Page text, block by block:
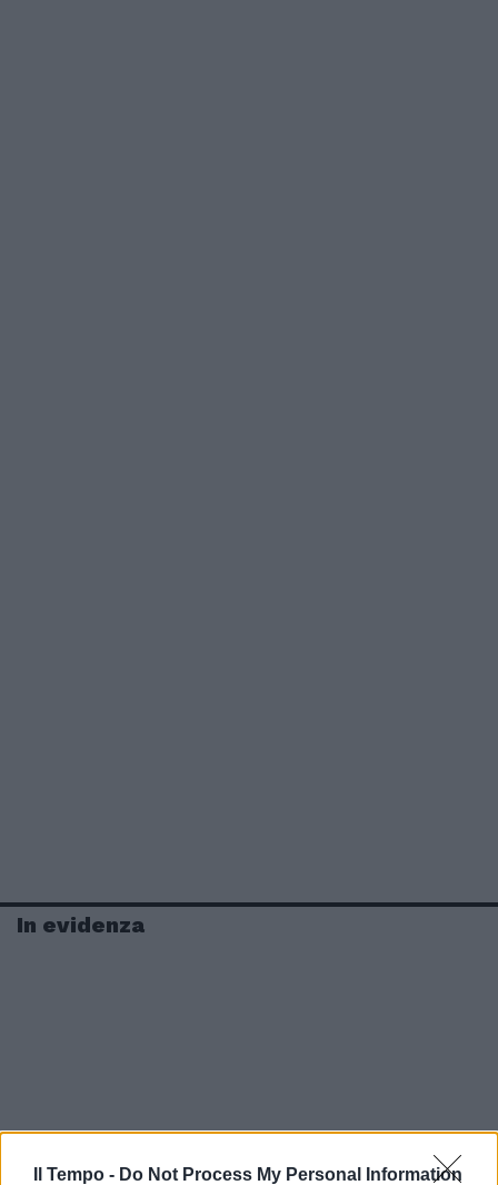
Il Tempo - Do Not Process My Personal Information
In evidenza